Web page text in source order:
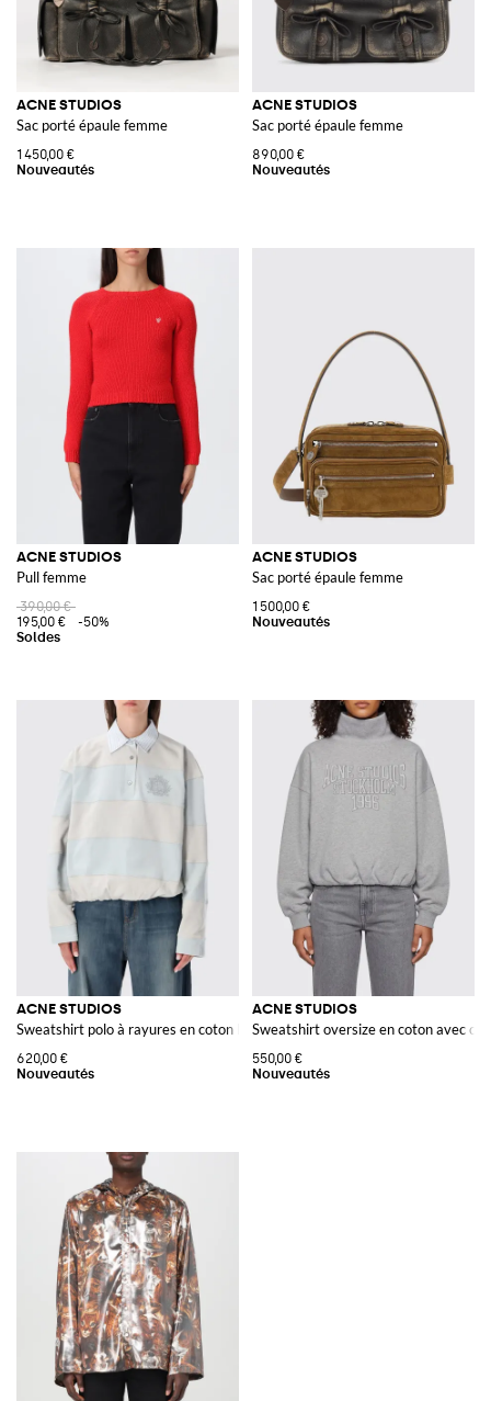
ACNE STUDIOS
Sac porté épaule femme
1 450,00 €
ACNE STUDIOS
Sac porté épaule femme
890,00 €
ACNE STUDIOS
Pull femme
390,00 €
195,00 €
-50%
ACNE STUDIOS
Sac porté épaule femme
1 500,00 €
ACNE STUDIOS
Sweatshirt polo à rayures en coton biologique à la coupe décontractée
620,00 €
ACNE STUDIOS
Sweatshirt oversize en coton avec
550,00 €